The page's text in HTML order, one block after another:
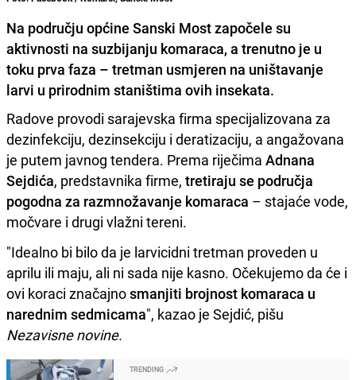
Na području općine Sanski Most započele su
aktivnosti na suzbijanju komaraca, a trenutno je u
toku prva faza – tretman usmjeren na uništavanje
larvi u prirodnim staništima ovih insekata.
Radove provodi sarajevska firma specijalizovana za
dezinfekciju, dezinsekciju i deratizaciju, a angažovana
je putem javnog tendera. Prema riječima Adnana
Sejdića, predstavnika firme, tretiraju se područja
pogodna za razmnožavanje komaraca – stajaće vode,
močvare i drugi vlažni tereni.
"Idealno bi bilo da je larvicidni tretman proveden u
aprilu ili maju, ali ni sada nije kasno. Očekujemo da će i
ovi koraci značajnosmanjiti brojnost komaraca u
narednim sedmicama", kazao je Sejdić, pišu
Nezavisne novine.
TRENDING